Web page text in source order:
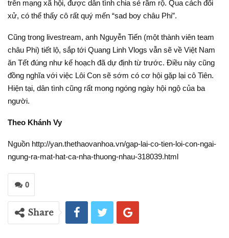
trên mạng xã hội, được dân tình chia sẻ rầm rộ. Qua cách đối
xử, có thể thấy cô rất quý mến “sad boy châu Phi”.
Cũng trong livestream, anh Nguyễn Tiến (một thành viên team
châu Phi) tiết lộ, sắp tới Quang Linh Vlogs vẫn sẽ về Việt Nam
ăn Tết đúng như kế hoạch đã dự định từ trước. Điều này cũng
đồng nghĩa với việc Lôi Con sẽ sớm có cơ hội gặp lại cô Tiên.
Hiện tại, dân tình cũng rất mong ngóng ngày hội ngộ của ba
người.
Theo Khánh Vy
Nguồn http://yan.thethaovanhoa.vn/gap-lai-co-tien-loi-con-ngai-
ngung-ra-mat-hat-ca-nha-thuong-nhau-318039.html
0
Share